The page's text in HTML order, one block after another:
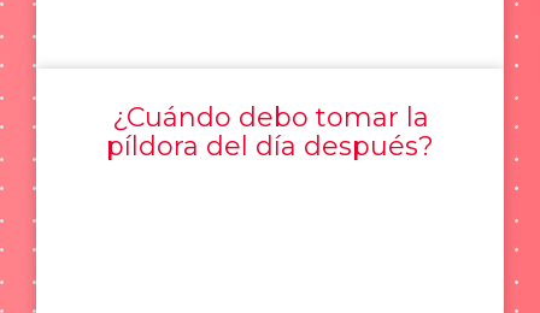
¿Cuándo debo tomar la
píldora del día después?